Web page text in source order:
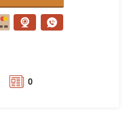
0
сообщение